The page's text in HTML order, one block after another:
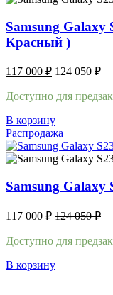
Samsung Galaxy
Красный )
117 000 ₽ 124 050₽
Доступно для
В корзину
Распродажа
Samsung Galaxy
117 000 ₽ 124 050₽
Доступно для
В корзину